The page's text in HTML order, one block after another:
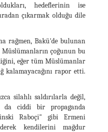
hedeflerinin ise
çıkarmak olduğu dile
rağmen, Bakü'de bulunan
çoğunun bu
eğer tüm Müslümanlar
kalamayacağını rapor etti.
silahlı saldırılarla değil,
da ciddi bir propaganda
Raboçi" gibi Ermeni
kendilerini mağdur